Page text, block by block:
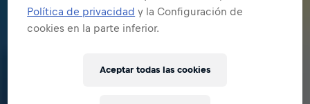
Política de privacidad y la Configuración de
cookies en la parte inferior.
Aceptar todas las cookies